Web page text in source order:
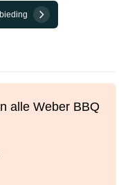
alle Weber BBQ